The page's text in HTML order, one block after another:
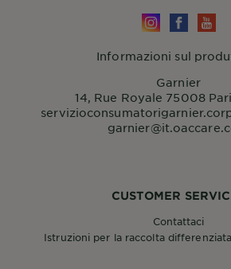
CUSTOMER
Contattaci
Istruzioni per la raccolta
Informazioni sul
Garnier
14, Rue Royale 75008